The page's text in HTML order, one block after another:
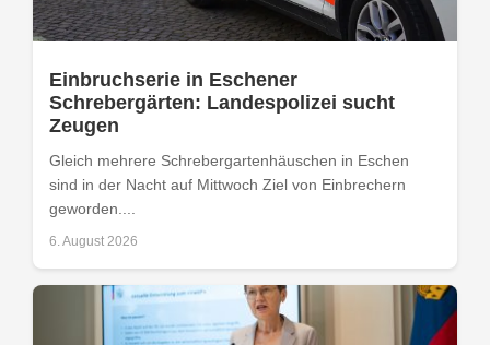
Einbruchserie in Eschener
Schrebergärten: Landespolizei sucht
Zeugen
Gleich mehrere Schrebergartenhäuschen in Eschen
sind in der Nacht auf Mittwoch Ziel von Einbrechern
geworden....
6. August 2026